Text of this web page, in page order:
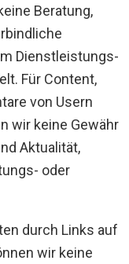
Beratung,
Dienstleistungs-
Für Content,
von Usern
wir keine Gewähr
Aktualität,
oder
durch Links auf
wir keine